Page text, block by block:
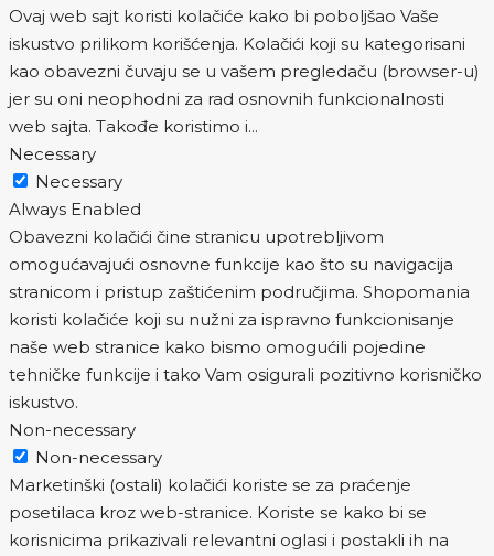
Ovaj web sajt koristi kolačiće kako bi poboljšao Vaše
iskustvo prilikom korišćenja. Kolačići koji su kategorisani
kao obavezni čuvaju se u vašem pregledaču (browser-u)
jer su oni neophodni za rad osnovnih funkcionalnosti
web sajta. Takođe koristimo i...
Necessary
Necessary
Always Enabled
Obavezni kolačići čine stranicu upotrebljivom
omogućavajući osnovne funkcije kao što su navigacija
stranicom i pristup zaštićenim područjima. Shopomania
koristi kolačiće koji su nužni za ispravno funkcionisanje
naše web stranice kako bismo omogućili pojedine
tehničke funkcije i tako Vam osigurali pozitivno korisničko
iskustvo.
Non-necessary
Non-necessary
Marketinški (ostali) kolačići koriste se za praćenje
posetilaca kroz web-stranice. Koriste se kako bi se
korisnicima prikazivali relevantni oglasi i postakli ih na